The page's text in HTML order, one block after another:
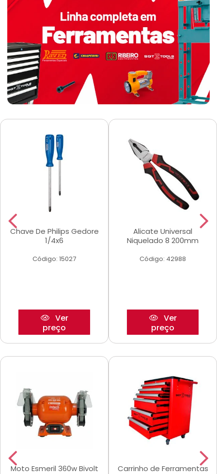
Chave De Philips Gedore
1/4x6
Código: 15027
Ver
preço
Alicate Universal
Niquelado 8 200mm
Código: 42988
Ver
preço
Moto Esmeril 360w Bivolt
Carrinho de Ferramentas